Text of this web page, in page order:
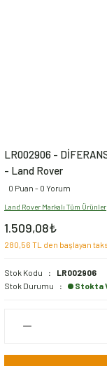
LR002906 -
- Land Rover
0 Puan - 0 Yorum
Land Rover Markalı Tüm Ürünler
1.509,08₺
280,56 TL den başlayan
Stok Kodu
LR002906
Stok Durumu
Stokta